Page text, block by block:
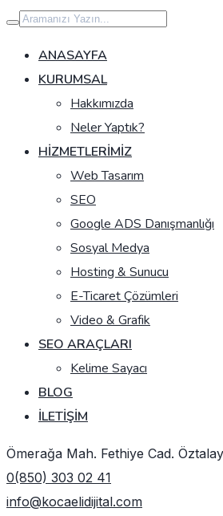
İçeriğe
geç
ANASAYFA
KURUMSAL
Hakkımızda
Neler Yaptık?
HIZMETLERIMIZ
Web Tasarım
SEO
Google ADS Danışmanlığı
Sosyal Medya
Hosting & Sunucu
E-Ticaret Çözümleri
Video & Grafik
SEO ARAÇLARI
Kelime Sayacı
BLOG
İLETIŞIM
Ömerağa Mah. Fethiye Cad.
0(850) 303 02 41
info@kocaelidijital.com